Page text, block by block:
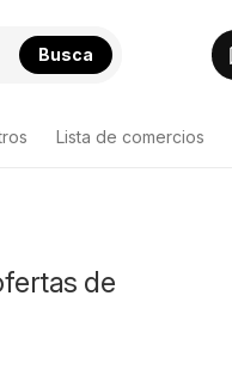
Busca
Lista de comercios
de